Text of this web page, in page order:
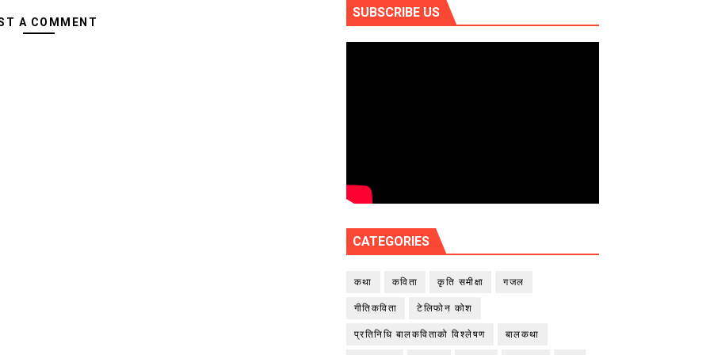
A COMMENT
SUBSCRIBE US
CATEGORIES
कथा कविता कृति समीक्षा गजल
गीतिकविता टेलिफोन कोश
प्रतिनिधि बालकविताको विश्लेषण बालकथा